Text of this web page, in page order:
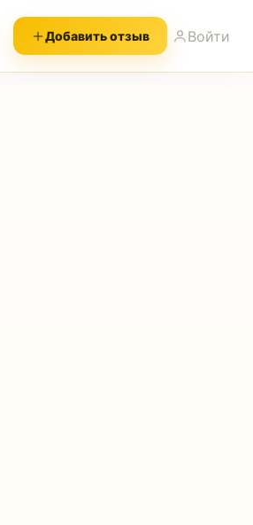
Добавить отзыв Войти